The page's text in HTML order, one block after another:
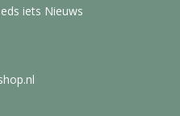
iets Nieuws